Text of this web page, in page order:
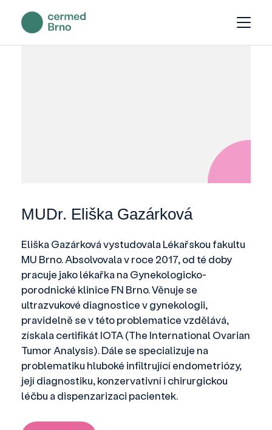
MUDr. Eliška Gazárková
Eliška Gazárková vystudovala Lékařskou fakultu
MU Brno. Absolvovala v roce 2017, od té doby
pracuje jako lékařka na Gynekologicko-
porodnické klinice FN Brno. Věnuje se
ultrazvukové diagnostice v gynekologii,
pravidelně se v této problematice vzdělává,
získala certifikát IOTA (The International Ovarian
Tumor Analysis). Dále se specializuje na
problematiku hluboké infiltrující endometriózy,
její diagnostiku, konzervativní i chirurgickou
léčbu a dispenzarizaci pacientek.